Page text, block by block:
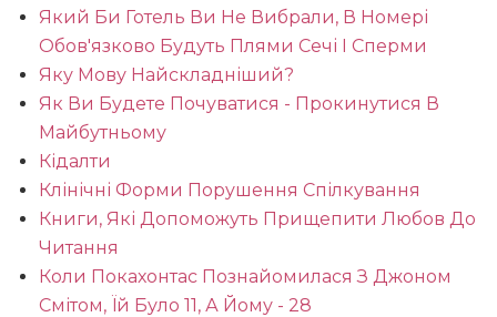
Який Би Готель Ви Не Вибрали, В Номері
Обов'язково Будуть Плями Сечі І Сперми
Яку Мову Найскладніший?
Як Ви Будете Почуватися - Прокинутися В
Майбутньому
Кідалти
Клінічні Форми Порушення Спілкування
Книги, Які Допоможуть Прищепити Любов До
Читання
Коли Покахонтас Познайомилася З Джоном
Смітом, Їй Було 11, А Йому - 28